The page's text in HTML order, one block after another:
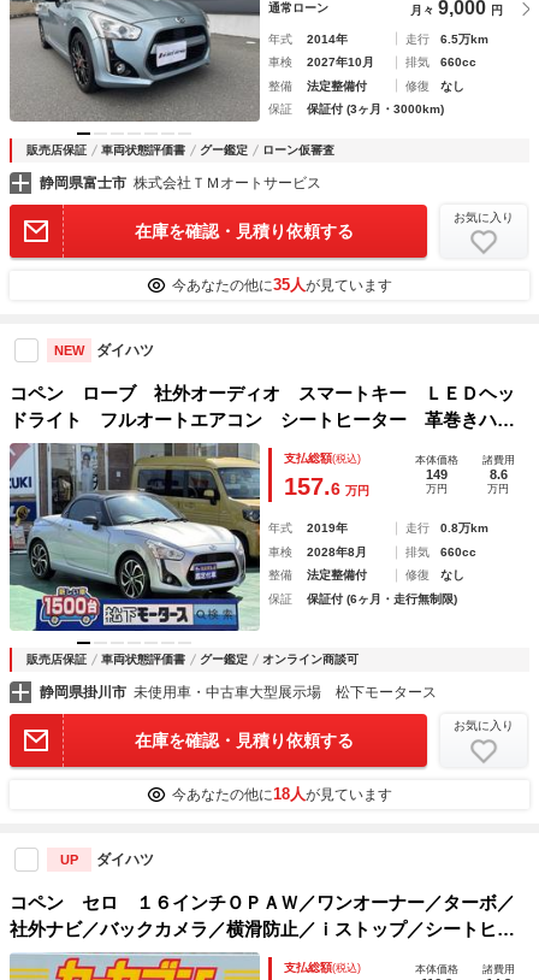
通常ローン 月々 9,000 円
年式 2014年 走行
6.5万km
車検
2027年10月 排気
660cc
整備
法定整備付 修復
なし
保証
保証付 (3ヶ月・3000km)
販売店保証 車両状態評価書 グー鑑定 ローン仮審査
静岡県富士市 株式会社ＴＭオートサービス
在庫を確認・見積り依頼する
お気に入り
今あなたの他に35人が見ています
NEW ダイハツ
コペン ローブ 社外オーディオ スマートキー ＬＥＤヘッ
ドライト フルオートエアコン シートヒーター 革巻きハン
ドル アイドリングストップ フォグランプ パワーウィンド
ー
支払総額(税込)
157.6 万円
本体価格
149
万円
諸費用
8.6
万円
年式 2019年 走行
0.8万km
車検
2028年8月 排気
660cc
整備
法定整備付 修復
なし
保証
保証付 (6ヶ月・走行無制限)
販売店保証 車両状態評価書 グー鑑定 オンライン商談可
静岡県掛川市 未使用車・中古車大型展示場 松下モータース
在庫を確認・見積り依頼する
お気に入り
今あなたの他に18人が見ています
UP ダイハツ
コペン セロ １６インチＯＰＡＷ／ワンオーナー／ターボ／
社外ナビ／バックカメラ／横滑防止／ｉストップ／シートヒー
ター／ＥＴＣ／ドラレコ／Ｂｌｕｅｔｏｏｔｈ／ＤＶＤ・ＣＤ
支払総額(税込) 本体価格 諸費用